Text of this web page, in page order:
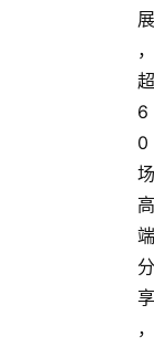
展
，
超
6
0
场
高
端
分
享
，